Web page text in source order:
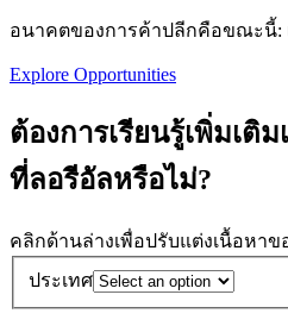
อนาคตของการค้าปลีกคือขณะนี้:
Explore Opportunities
ต้องการเรียนรู้เพิ่มเติ
ที่ลอรีอัลหรือไม่?
คลิกด้านล่างเพื่อปรับแต่งเนื้อหา
ประเทศ